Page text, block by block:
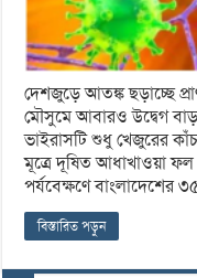
দেশজুড়ে আতঙ্ক ছড়াচ্ছে
মৌসুমে আবারও উদ্বেগ
ভাইরাসটি শুধু খেজুরের
মূত্রে দূষিত আধাখাওয়া ফল
পর্যবেক্ষণে বাংলাদেশের
বিস্তারিত পড়ুন